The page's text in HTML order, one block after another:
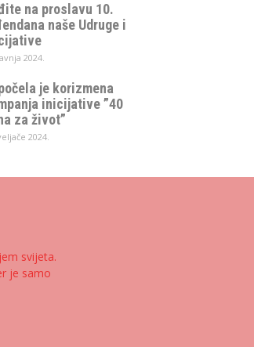
na proslavu 10.
naše Udruge i
2024.
je korizmena
inicijative ”40
za život”
2024.
svijeta.
je samo